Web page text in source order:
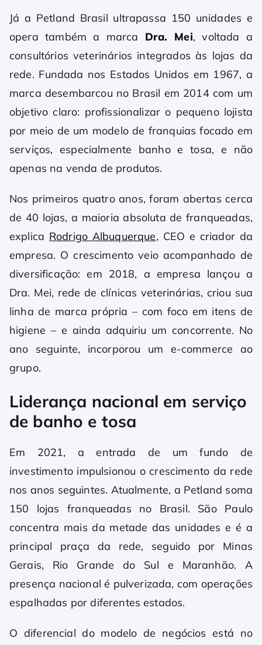
Já a Petland Brasil ultrapassa 150 unidades e
opera também a marca Dra. Mei, voltada a
consultórios veterinários integrados às lojas da
rede. Fundada nos Estados Unidos em 1967, a
marca desembarcou no Brasil em 2014 com um
objetivo claro: profissionalizar o pequeno lojista
por meio de um modelo de franquias focado em
serviços, especialmente banho e tosa, e não
apenas na venda de produtos.
Nos primeiros quatro anos, foram abertas cerca
de 40 lojas, a maioria absoluta de franqueadas,
explica Rodrigo Albuquerque, CEO e criador da
empresa. O crescimento veio acompanhado de
diversificação: em 2018, a empresa lançou a
Dra. Mei, rede de clínicas veterinárias, criou sua
linha de marca própria – com foco em itens de
higiene – e ainda adquiriu um concorrente. No
ano seguinte, incorporou um e-commerce ao
grupo.
Liderança nacional em serviço
de banho e tosa
Em 2021, a entrada de um fundo de
investimento impulsionou o crescimento da rede
nos anos seguintes. Atualmente, a Petland soma
150 lojas franqueadas no Brasil. São Paulo
concentra mais da metade das unidades e é a
principal praça da rede, seguido por Minas
Gerais, Rio Grande do Sul e Maranhão. A
presença nacional é pulverizada, com operações
espalhadas por diferentes estados.
O diferencial do modelo de negócios está no